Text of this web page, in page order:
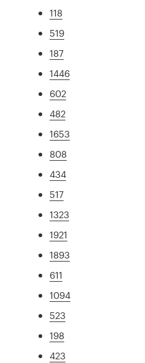
118
519
187
1446
602
482
1653
808
434
517
1323
1921
1893
611
1094
523
198
423